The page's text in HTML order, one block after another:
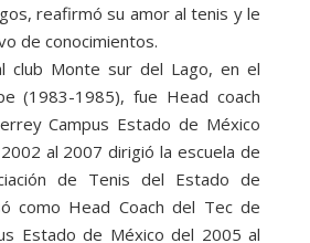
reafirmó su amor al tenis y le
de conocimientos.
club Monte sur del Lago, en el
(1983-1985), fue Head coach
Campus Estado de México
al 2007 dirigió la escuela de
de Tenis del Estado de
como Head Coach del Tec de
Estado de México del 2005 al